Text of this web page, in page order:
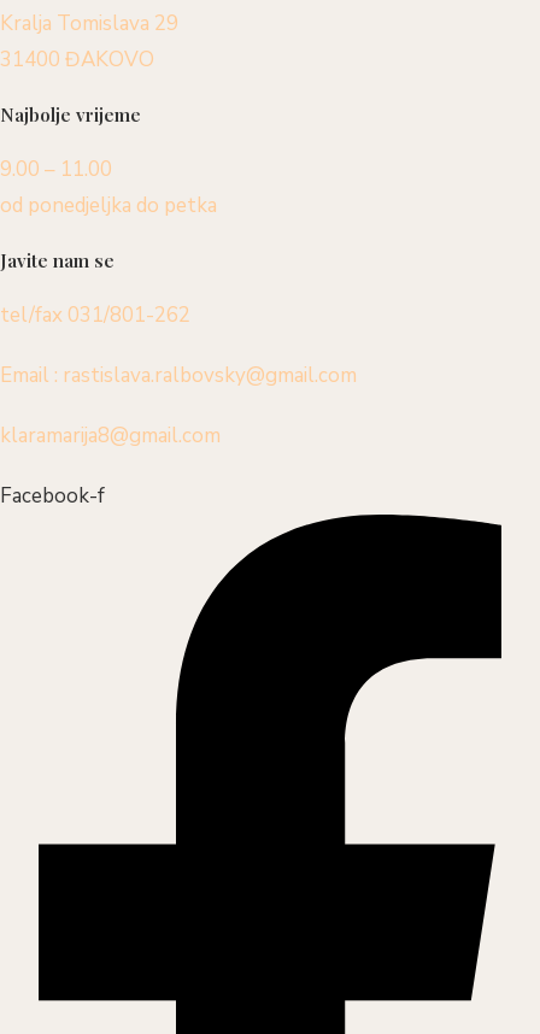
Kralja Tomislava 29
31400 ĐAKOVO
Najbolje vrijeme
9.00 – 11.00
od ponedjeljka do petka
Javite nam se
tel/fax 031/801-262
Email : rastislava.ralbovsky@gmail.com
klaramarija8@gmail.com
Facebook-f